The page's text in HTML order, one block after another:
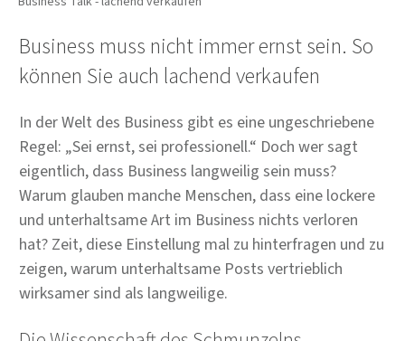
Business muss nicht immer ernst sein. So
können Sie auch lachend verkaufen
In der Welt des Business gibt es eine ungeschriebene
Regel: „Sei ernst, sei professionell.“ Doch wer sagt
eigentlich, dass Business langweilig sein muss?
Warum glauben manche Menschen, dass eine lockere
und unterhaltsame Art im Business nichts verloren
hat? Zeit, diese Einstellung mal zu hinterfragen und zu
zeigen, warum unterhaltsame Posts vertrieblich
wirksamer sind als langweilige.